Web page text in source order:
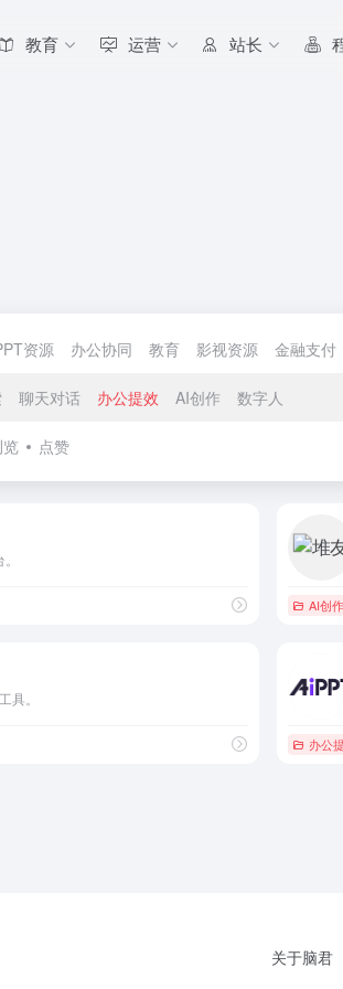
教育 运营 站长
资源 办公协同 教育 影视资源 金融支付
聊天对话 办公提效 AI创作 数字人
点赞
AI创作
具。
办公
关于脑君